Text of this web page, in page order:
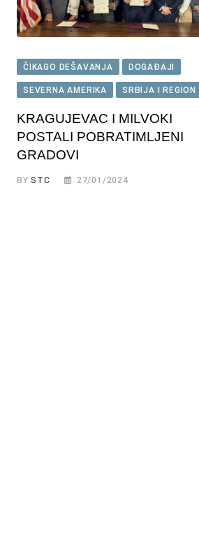
ČIKAGO DEŠAVANJA DOGAĐAJI
SEVERNA AMERIKA SRBIJA I REGION
KRAGUJEVAC I MILVOKI
POSTALI POBRATIMLJENI
GRADOVI
BYSTC 27/01/2024